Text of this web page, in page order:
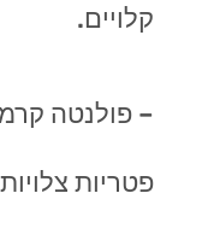
קלויים.
– פולנטה
פטריות